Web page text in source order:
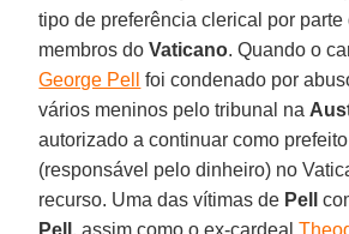
tipo de preferência clerical por parte
membros doVaticano. Quando o
George Pell
foi condenado por
vários meninos pelo tribunal na
autorizado a continuar como
(responsável pelo dinheiro) no
recurso. Uma das vítimas de Pell
Pell , assim como o ex-cardeal